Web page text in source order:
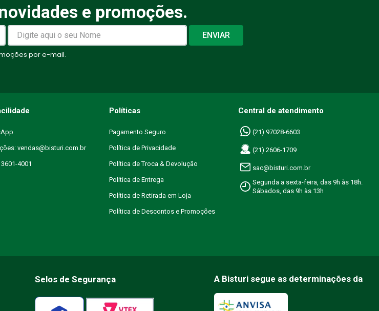
e promoções.
ENVIAR
por e-mail.
vendas@bisturi.com.br
4001
Políticas
Pagamento Seguro
Política de Privacidade
Política de Troca & Devolução
Política de Entrega
Política de Retirada em Loja
Política de Descontos e Promoções
Central de atendimento
(21) 97028-6603
(21) 2606-1709
sac@bisturi.com.br
Segunda a sexta-feira, das 9h às 18h.
Sábados, das 9h às 13h
Selos de Segurança A Bisturi segue as determinações da